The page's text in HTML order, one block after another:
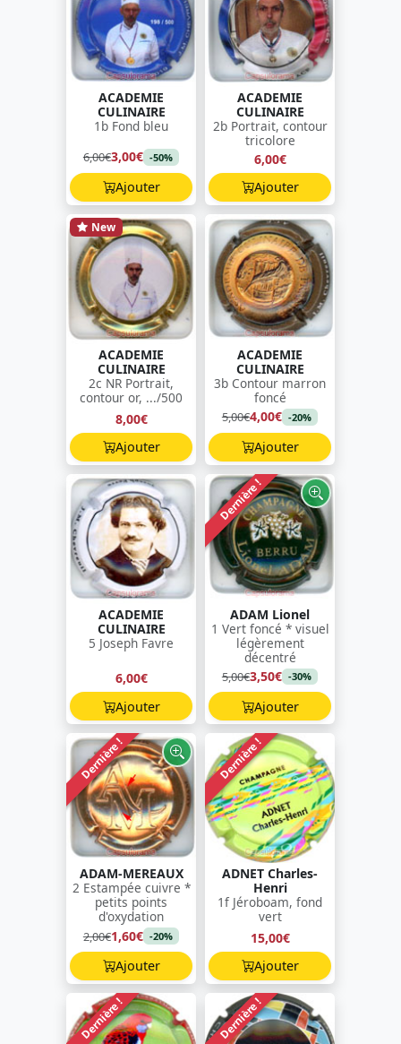
ACADEMIE
CULINAIRE
1b Fond bleu
6,00€3,00€ -50%
Ajouter
ACADEMIE
CULINAIRE
2b Portrait, contour
tricolore
6,00€
Ajouter
New
ACADEMIE
CULINAIRE
2c NR Portrait,
contour or, .../500
8,00€
Ajouter
ACADEMIE
CULINAIRE
3b Contour marron
foncé
5,00€4,00€ -20%
Ajouter
ACADEMIE
CULINAIRE
5 Joseph Favre
6,00€
Ajouter
Dernière !
ADAM Lionel
1 Vert foncé * visuel
légèrement
décentré
5,00€3,50€ -30%
Ajouter
Dernière !
ADAM-MEREAUX
2 Estampée cuivre *
petits points
d'oxydation
2,00€1,60€ -20%
Ajouter
Dernière !
ADNET Charles-
Henri
1f Jéroboam, fond
vert
15,00€
Ajouter
Dernière ! Dernière !